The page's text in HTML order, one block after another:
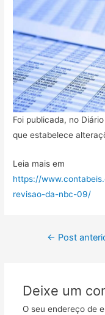
Foi publicada, no
que estabelece
Leia mais em
https://
revisao-da-nbc-09/
← Post
Deixe um
O seu endereço de